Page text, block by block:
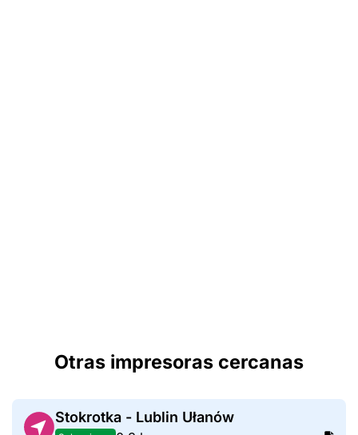
Otras impresoras cercanas
Stokrotka - Lublin Ułanów